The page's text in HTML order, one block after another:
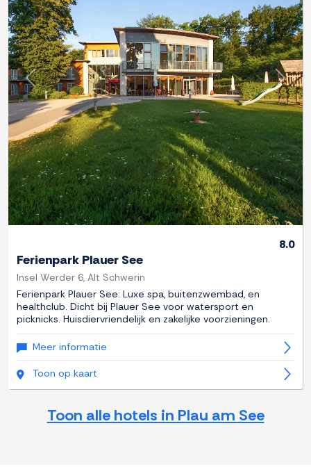
Previous Next
8.0
Ferienpark Plauer See
Insel Werder 6, Alt Schwerin
Ferienpark Plauer See: Luxe spa, buitenzwembad, en
healthclub. Dicht bij Plauer See voor watersport en
picknicks. Huisdiervriendelijk en zakelijke voorzieningen.
Meer informatie
Toon op kaart
Toon alle hotels in Plau am See